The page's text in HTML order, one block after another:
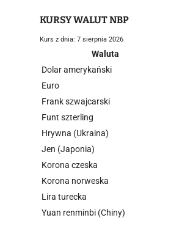
KURSY WALUT NBP
Kurs z dnia: 7 sierpnia 2026
Waluta
Dolar amerykański
Euro
Frank szwajcarski
Funt szterling
Hrywna (Ukraina)
Jen (Japonia)
Korona czeska
Korona norweska
Lira turecka
Yuan renminbi (Chiny)